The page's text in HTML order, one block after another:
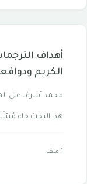
أهداف
الكريم
محمد أشرف علي
هذا البحث جاء
1 ملف